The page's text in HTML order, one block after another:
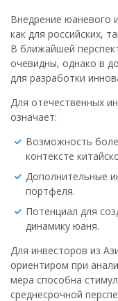
Внедрение юаневого
как для российских,
В ближайшей
очевидны, однако в
для разработки
Для отечественных
означает:
Возможность
контексте
Дополнительные
портфеля.
Потенциал для
динамику юаня.
Для инвесторов из
ориентиром при
мера способна
среднесрочной